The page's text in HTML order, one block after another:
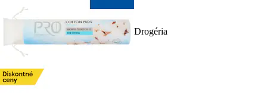
Drogéria